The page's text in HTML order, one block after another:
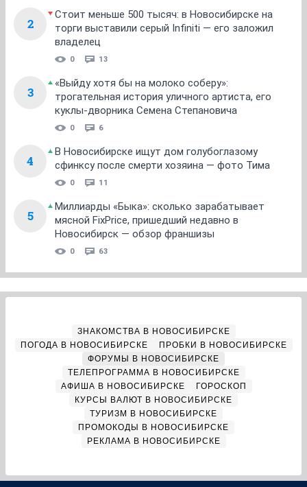
2
Стоит меньше 500 тысяч: в Новосибирске на
торги выставили серый Infiniti — его заложил
владелец
0 13
3
«Выйду хотя бы на молоко соберу»:
трогательная история уличного артиста, его
куклы-дворника Семена Степановича
0 6
4
В Новосибирске ищут дом голубоглазому
сфинксу после смерти хозяина — фото Тима
0 11
5
Миллиарды «Быка»: сколько зарабатывает
мясной FixPrice, пришедший недавно в
Новосибирск — обзор франшизы
0 63
ЗНАКОМСТВА В НОВОСИБИРСКЕ
ПОГОДА В НОВОСИБИРСКЕ
ПРОБКИ В НОВОСИБИРСКЕ
ФОРУМЫ В НОВОСИБИРСКЕ
ТЕЛЕПРОГРАММА В НОВОСИБИРСКЕ
АФИША В НОВОСИБИРСКЕ
ГОРОСКОП
КУРСЫ ВАЛЮТ В НОВОСИБИРСКЕ
ТУРИЗМ В НОВОСИБИРСКЕ
ПРОМОКОДЫ В НОВОСИБИРСКЕ
РЕКЛАМА В НОВОСИБИРСКЕ